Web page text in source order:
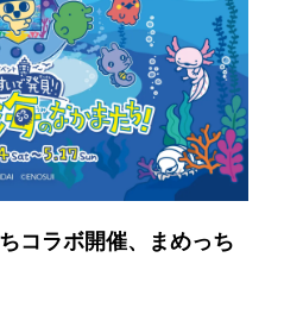
コラボ開催、まめっち